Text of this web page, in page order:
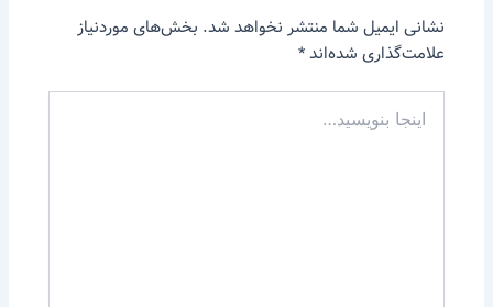
نشانی ایمیل شما منتشر نخواهد شد. بخش‌های موردنیاز
علامت‌گذاری شده‌اند*
بنویسید…